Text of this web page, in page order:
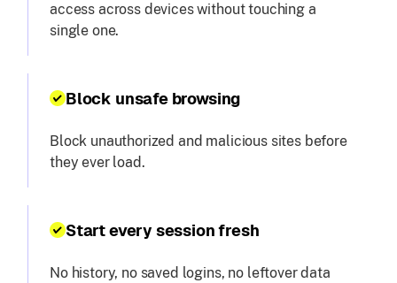
access across devices without touching a
single one.
Block unsafe browsing
Block unauthorized and malicious sites before
they ever load.
Start every session fresh
No history, no saved logins, no leftover data